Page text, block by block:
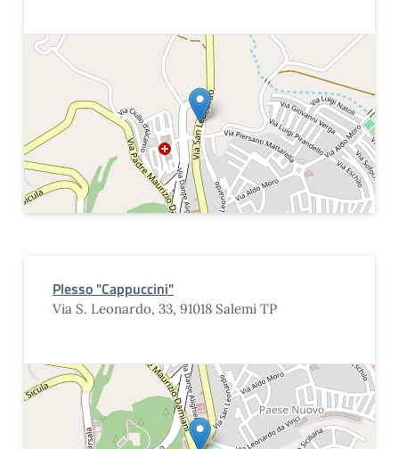
Plesso "Cappuccini"
Via S. Leonardo, 33, 91018 Salemi TP